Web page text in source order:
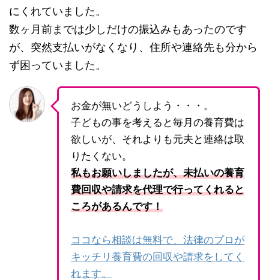
にくれていました。
数ヶ月前までは少しだけの振込みもあったのです
が、突然支払いがなくなり、住所や連絡先も分から
ず困っていました。
お金が無いどうしよう・・・。
子どもの事を考えると毎月の養育費は
欲しいが、それよりも元夫と連絡は取
りたくない。
私もお願いしましたが、未払いの養育
費回収や請求を代理で行ってくれると
ころがあるんです！
ココなら相談は無料で、法律のプロが
キッチリ養育費の回収や請求をしてく
れます。